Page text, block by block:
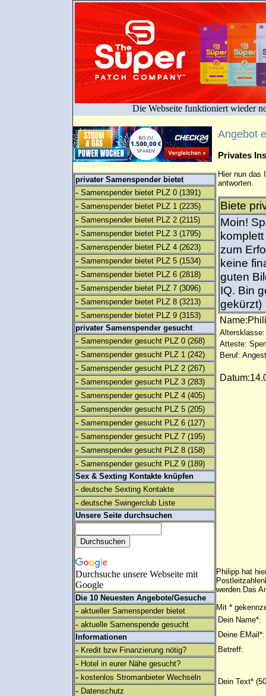
Die Webseite funktioniert wieder
privater Samenspender bietet
- Samenspender bietet PLZ 0 (1391)
- Samenspender bietet PLZ 1 (2235)
- Samenspender bietet PLZ 2 (2115)
- Samenspender bietet PLZ 3 (1795)
- Samenspender bietet PLZ 4 (2623)
- Samenspender bietet PLZ 5 (1534)
- Samenspender bietet PLZ 6 (2818)
- Samenspender bietet PLZ 7 (3096)
- Samenspender bietet PLZ 8 (3213)
- Samenspender bietet PLZ 9 (3153)
privater Samenspender gesucht
- Samenspender gesucht PLZ 0 (268)
- Samenspender gesucht PLZ 1 (242)
- Samenspender gesucht PLZ 2 (267)
- Samenspender gesucht PLZ 3 (283)
- Samenspender gesucht PLZ 4 (405)
- Samenspender gesucht PLZ 5 (205)
- Samenspender gesucht PLZ 6 (127)
- Samenspender gesucht PLZ 7 (195)
- Samenspender gesucht PLZ 8 (158)
- Samenspender gesucht PLZ 9 (189)
Sex & Sexting Kontakte knüpfen
- deutsche Sexting Kontakte
- deutsche Swingerclub Liste
Unsere Seite durchsuchen
Durchsuche unsere Webseite mit
Google
Die 10 Neuesten Angebote/Gesuche
- aktueller Samenspender bietet
- aktuelle Samenspende gesucht
Informationen
- Kredit bzw Finanzierung nötig?
- Hotel in eurer Nähe gesucht?
- kostenlos Stromanbieter Wechseln
- Datenschutz
Angebot
Privates
Hier nun das
antworten.
Biete
Moin!
zum
keine
guten
IQ. Bin
gekürzt)
Altersklasse:
Atteste:
Beruf:
Philipp hat
werden.Das
Mit *
Dein Name*:
Deine EMail*:
Betreff:
Dein Text*